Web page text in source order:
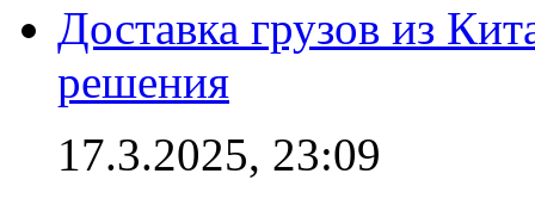
Доставка грузов из
решения
17.3.2025, 23:09